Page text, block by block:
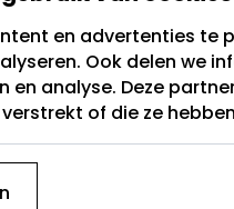
en moderne
op een buis
van uw terrein ,oprit,
geschikt
en advertenties te
Ook delen we
analyse. Deze
of die ze